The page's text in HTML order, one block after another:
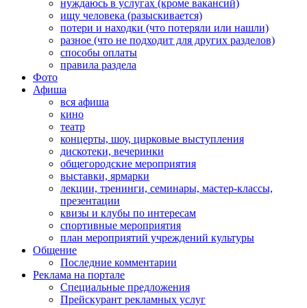
нуждаюсь в услугах (кроме вакансий)
ищу человека (разыскивается)
потери и находки (что потеряли или нашли)
разное (что не подходит для других разделов)
способы оплаты
правила раздела
Фото
Афиша
вся афиша
кино
театр
концерты, шоу, цирковые выступления
дискотеки, вечеринки
общегородские мероприятия
выставки, ярмарки
лекции, тренинги, семинары, мастер-классы,
презентации
квизы и клубы по интересам
спортивные мероприятия
план мероприятий учреждений культуры
Общение
Последние комментарии
Реклама на портале
Специальные предложения
Прейскурант рекламных услуг